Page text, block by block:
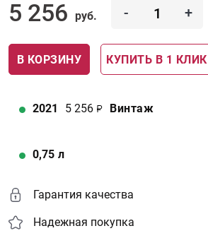
5 256 руб. - +
В КОРЗИНУ КУПИТЬ В 1 КЛИК
2021 5 256 Винтаж
0,75 л
Гарантия качества
Надежная покупка